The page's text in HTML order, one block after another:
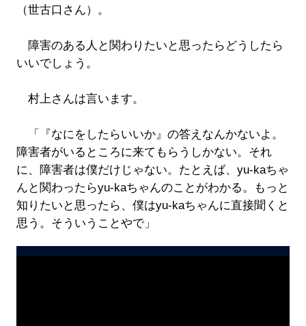
（世古口さん）。
障害のある人と関わりたいと思ったらどうしたら
いいでしょう。
村上さんは言います。
「『なにをしたらいいか』の答えなんかないよ。
障害者がいるところに来てもらうしかない。それ
に、障害者は僕だけじゃない。たとえば、yu-kaちゃ
んと関わったらyu-kaちゃんのことがわかる。もっと
知りたいと思ったら、僕はyu-kaちゃんに直接聞くと
思う。そういうことやで」